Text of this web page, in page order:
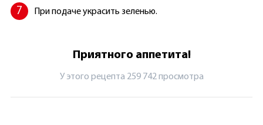
При подаче украсить зеленью.
Приятного аппетита!
У этого рецепта 259 742 просмотрa